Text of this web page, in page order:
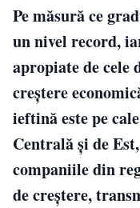
Pe măsură ce
un nivel record,
apropiate de cele
creştere
ieftină este pe
Centrală şi de
companiile din
de creştere,